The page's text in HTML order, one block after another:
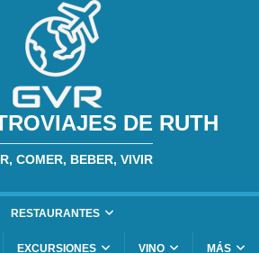
DE RUTH
COMER, BEBER, VIVIR
RESTAURANTES
EXCURSIONES VINO MÁS